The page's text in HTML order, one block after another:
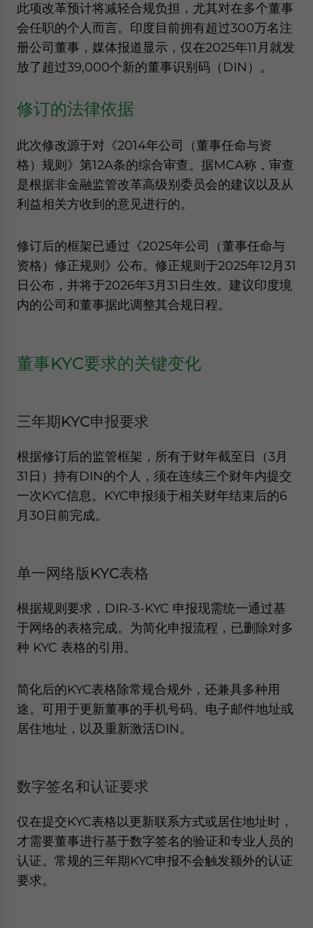
此项改革预计将减轻合规负担，尤其对在多个董事
会任职的个人而言。印度目前拥有超过300万名注
册公司董事，媒体报道显示，仅在2025年11月就发
放了超过39,000个新的董事识别码（DIN）。
修订的法律依据
此次修改源于对《2014年公司（董事任命与资
格）规则》第12A条的综合审查。据MCA称，审查
是根据非金融监管改革高级别委员会的建议以及从
利益相关方收到的意见进行的。
修订后的框架已通过《2025年公司（董事任命与
资格）修正规则》公布。修正规则于2025年12月31
日公布，并将于2026年3月31日生效。建议印度境
内的公司和董事据此调整其合规日程。
董事KYC要求的关键变化
三年期KYC申报要求
根据修订后的监管框架，所有于财年截至日（3月
31日）持有DIN的个人，须在连续三个财年内提交
一次KYC信息。KYC申报须于相关财年结束后的6
月30日前完成。
单一网络版KYC表格
根据规则要求，DIR-3-KYC 申报现需统一通过基
于网络的表格完成。为简化申报流程，已删除对多
种 KYC 表格的引用。
简化后的KYC表格除常规合规外，还兼具多种用
途。可用于更新董事的手机号码、电子邮件地址或
居住地址，以及重新激活DIN。
数字签名和认证要求
仅在提交KYC表格以更新联系方式或居住地址时，
才需要董事进行基于数字签名的验证和专业人员的
认证。常规的三年期KYC申报不会触发额外的认证
要求。
Yes, I have read thePrivacy Policy Statement for this
website. Please send me business news and updates
for Asia!
- case sensitive